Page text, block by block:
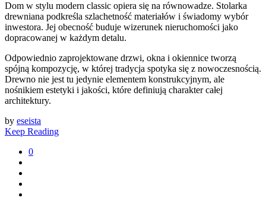
Dom w stylu modern classic opiera się na równowadze. Stolarka
drewniana podkreśla szlachetność materiałów i świadomy wybór
inwestora. Jej obecność buduje wizerunek nieruchomości jako
dopracowanej w każdym detalu.
Odpowiednio zaprojektowane drzwi, okna i okiennice tworzą
spójną kompozycję, w której tradycja spotyka się z nowoczesnością.
Drewno nie jest tu jedynie elementem konstrukcyjnym, ale
nośnikiem estetyki i jakości, które definiują charakter całej
architektury.
by eseista
Keep Reading
0